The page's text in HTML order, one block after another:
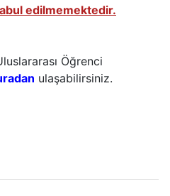
edilmemektedir.
Öğrenci
ulaşabilirsiniz.